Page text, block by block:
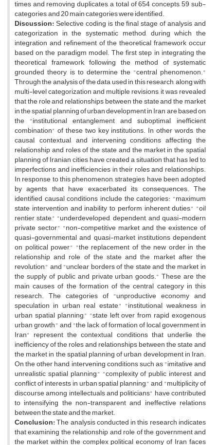
times and removing duplicates, a total of 654 concepts, 59 sub-
categories, and 20 main categories were identified.
Discussion:Selective coding is the final stage of analysis and
categorization in the systematic method, during which the
integration and refinement of the theoretical framework occur
based on the paradigm model. The first step in integrating the
theoretical framework, following the method of systematic
grounded theory, is to determine the "central phenomenon."
Through the analysis of the data used in this research, along with
multi-level categorization and multiple revisions, it was revealed
that the role and relationships between the state and the market
in the spatial planning of urban development in Iran are based on
the "institutional entanglement and suboptimal, inefficient
combination" of these two key institutions. In other words, the
causal, contextual, and intervening conditions affecting the
relationship and roles of the state and the market in the spatial
planning of Iranian cities have created a situation that has led to
imperfections and inefficiencies in their roles and relationships.
In response to this phenomenon, strategies have been adopted
by agents that have exacerbated its consequences. The
identified causal conditions include the categories: "maximum
state intervention and inability to perform inherent duties," "oil
rentier state," "underdeveloped, dependent, and quasi-modern
private sector," "non-competitive market and the existence of
quasi-governmental and quasi-market institutions dependent
on political power," "the replacement of the new order in the
relationship and role of the state and the market after the
revolution," and "unclear borders of the state and the market in
the supply of public and private urban goods." These are the
main causes of the formation of the central category in this
research. The categories of "unproductive economy and
speculation in urban real estate," "institutional weakness in
urban spatial planning," "state left over from rapid exogenous
urban growth," and "the lack of formation of local government in
Iran" represent the contextual conditions that underlie the
inefficiency of the roles and relationships between the state and
the market in the spatial planning of urban development in Iran.
On the other hand, intervening conditions such as "imitative and
unrealistic spatial planning," "complexity of public interest and
conflict of interests in urban spatial planning," and "multiplicity of
discourse among intellectuals and politicians" have contributed
to intensifying the non-transparent and ineffective relations
between the state and the market.
Conclusion:The analysis conducted in this research indicates
that examining the relationship and role of the government and
the market within the complex political economy of Iran faces